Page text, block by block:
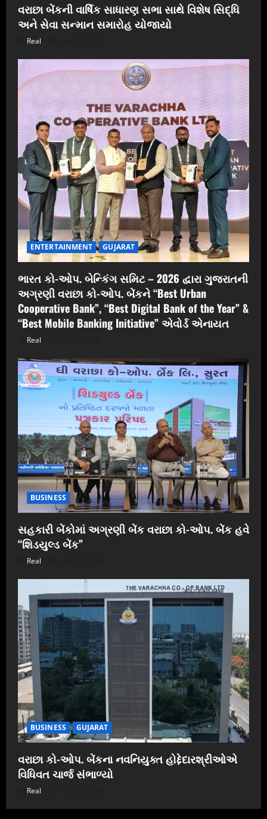
વરાછા બેંકની વાર્ષિક સાધારણ સભા સાથે વિશેષ સિદ્ધિ
અને સેવા સન્માન સમારોહ યોજાયો
Real
ENTERTAINMENT GUJARAT
ભારત કો-ઓપ. બેન્કિંગ સમિટ – 2026 દ્વારા ગુજરાતની
અગ્રણી વરાછા કો-ઓપ. બેંકને “Best Urban
Cooperative Bank”, “Best Digital Bank of the Year” &
“Best Mobile Banking Initiative” એવોર્ડ એનાયત
Real
BUSINESS
સહકારી બેંકોમાં અગ્રણી બેંક વરાછા કો-ઓપ. બેંક હવે
“શિડયુલ્ડ બેંક”
Real
BUSINESS GUJARAT
વરાછા કો-ઓપ. બેંકના નવનિયુક્ત હોદ્દેદારશ્રીઓએ
વિધિવત ચાર્જ સંભાળ્યો
Real